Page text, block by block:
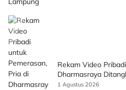
Rekam Video
Dharmasraya
Korban
1 Agustus 2026